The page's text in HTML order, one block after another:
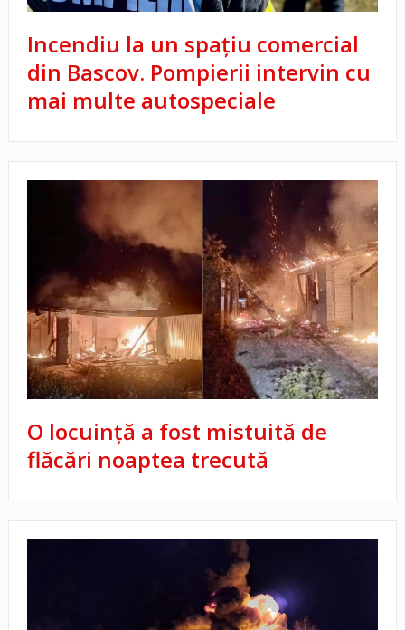
Incendiu la un spațiu comercial
din Bascov. Pompierii intervin cu
mai multe autospeciale
O locuință a fost mistuită de
flăcări noaptea trecută